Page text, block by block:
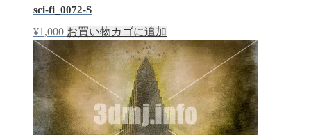
sci-fi_0072-S
¥1,000 お買い物カゴに追加